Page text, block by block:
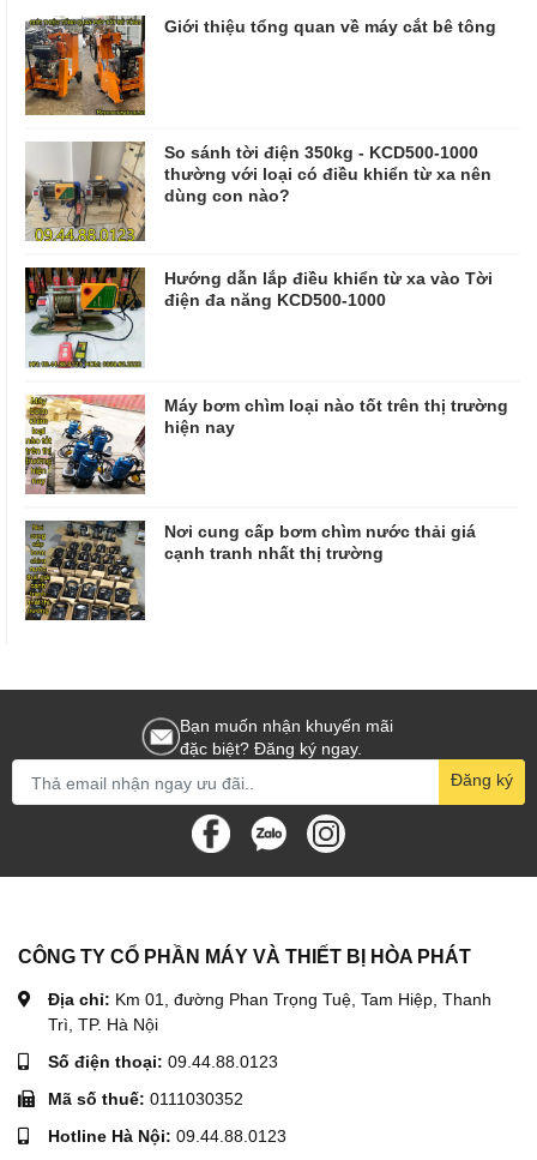
Giới thiệu tổng quan về máy cắt bê tông
So sánh tời điện 350kg - KCD500-1000
thường với loại có điều khiển từ xa nên
dùng con nào?
Hướng dẫn lắp điều khiển từ xa vào Tời
điện đa năng KCD500-1000
Máy bơm chìm loại nào tốt trên thị trường
hiện nay
Nơi cung cấp bơm chìm nước thải giá
cạnh tranh nhất thị trường
Bạn muốn nhận khuyến mãi
đặc biệt? Đăng ký ngay.
Đăng ký
CÔNG TY CỔ PHẦN MÁY VÀ THIẾT BỊ HÒA PHÁT
Địa chỉ: Km 01, đường Phan Trọng Tuệ, Tam Hiệp, Thanh
Trì, TP. Hà Nội
Số điện thoại: 09.44.88.0123
Mã số thuế: 0111030352
Hotline Hà Nội: 09.44.88.0123